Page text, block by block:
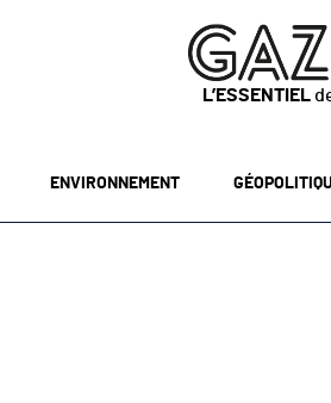
L’ESSENTIEL
ENVIRONNEMENT